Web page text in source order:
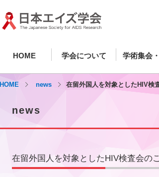
HOME 学会について 学術集会
HOME news 在留外国人を対象としたHIV検
news
在留外国人を対象としたHIV検査会の